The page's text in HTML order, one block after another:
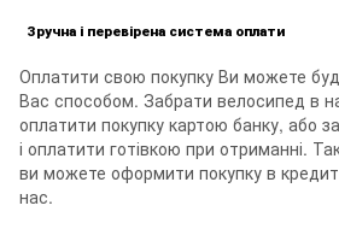
Зручна і перевірена система оплати
Оплатити свою покупку Ви можете
Вас способом. Забрати велосипед в
оплатити покупку картою банку, або
і оплатити готівкою при отриманні.
ви можете оформити покупку в
нас.